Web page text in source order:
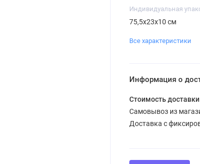
Индивидуальная
75,5х23х10 см
Все характеристики
Информация о
Стоимость доставки
Самовывоз из
Доставка с